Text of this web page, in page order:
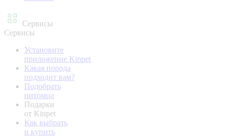
Сервисы
Сервисы
Установите
приложение Kinpet
Какая порода
подходит вам?
Подобрать
питомца
Подарки
от Kinpet
Как выбрать
и купить